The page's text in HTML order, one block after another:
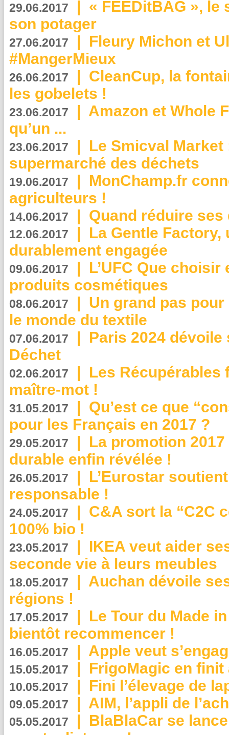
29.06.2017 | « FEEDitBAG », le
son potager
27.06.2017 | Fleury Michon et
#MangerMieux
26.06.2017 | CleanCup, la
les gobelets !
23.06.2017 | Amazon et Whole
qu’un ...
23.06.2017 | Le Smicval
supermarché des déchets
19.06.2017 | MonChamp.fr
agriculteurs !
14.06.2017 | Quand réduire
12.06.2017 | La Gentle
durablement engagée
09.06.2017 | L’UFC Que
produits cosmétiques
08.06.2017 | Un grand pas
le monde du textile
07.06.2017 | Paris 2024
Déchet
02.06.2017 | Les Récupérables
maître-mot !
31.05.2017 | Qu’est ce que
pour les Français en 2017 ?
29.05.2017 | La promotion
durable enfin révélée !
26.05.2017 | L’Eurostar
responsable !
24.05.2017 | C&A sort la “C2C
100% bio !
23.05.2017 | IKEA veut aider
seconde vie à leurs meubles
18.05.2017 | Auchan dévoile
régions !
17.05.2017 | Le Tour du Made
bientôt recommencer !
16.05.2017 | Apple veut
15.05.2017 | FrigoMagic en
10.05.2017 | Fini l’élevage de
09.05.2017 | AIM, l’appli de
05.05.2017 | BlaBlaCar se